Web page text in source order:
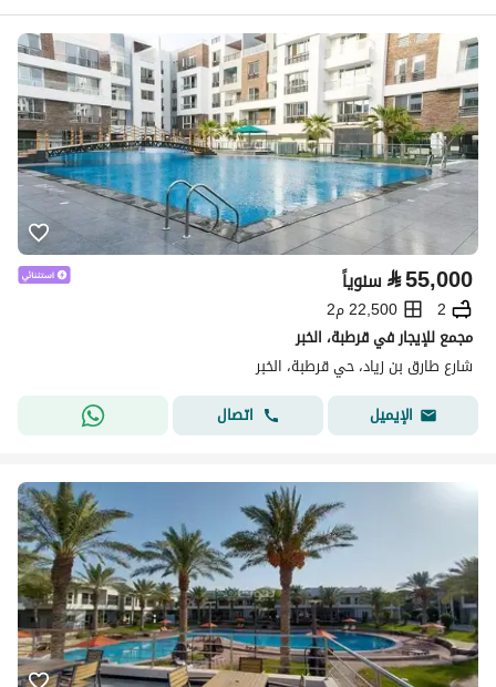
⃁55,000 سنوياً
2
22,500 م2
مجمع للإيجار في قرطبة، الخبر
شارع طارق بن زياد، حي قرطبة، الخبر
الإيميل
اتصال